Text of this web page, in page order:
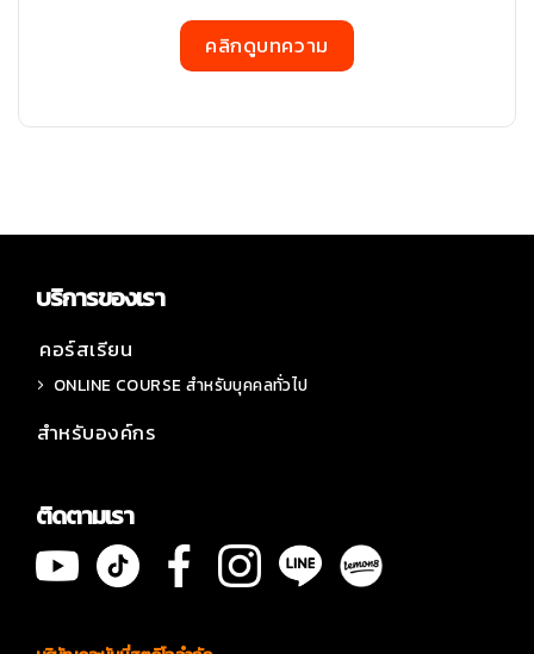
คลิกดูบทความ
บริการของเรา
คอร์สเรียน
ONLINE COURSE สำหรับบุคคลทั่วไป
สำหรับองค์กร
ติดตามเรา